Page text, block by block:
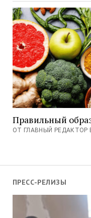
ПРЕСС-РЕЛИЗЫ
Правильный
ОТ ГЛАВНЫЙ РЕДАКТОР